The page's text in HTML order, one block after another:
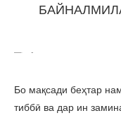
Бо мақсади беҳтар
тиббӣ ва дар ин